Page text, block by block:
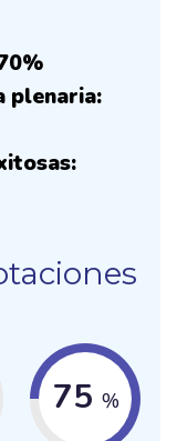
plenaria:
75 %